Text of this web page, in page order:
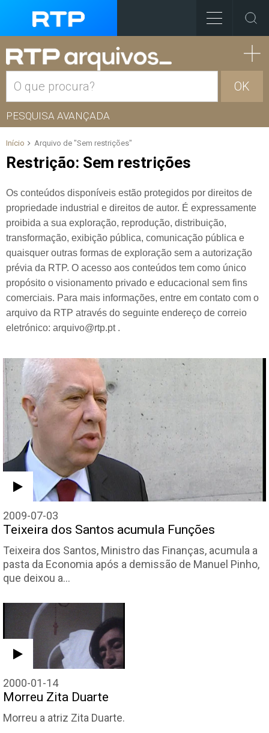
OK
PESQUISA AVANÇADA
Início Arquivo de "Sem restrições"
Restrição: Sem restrições
Os conteúdos disponíveis estão protegidos por direitos de
propriedade industrial e direitos de autor. É expressamente
proibida a sua exploração, reprodução, distribuição,
transformação, exibição pública, comunicação pública e
quaisquer outras formas de exploração sem a autorização
prévia da RTP. O acesso aos conteúdos tem como único
propósito o visionamento privado e educacional sem fins
comerciais. Para mais informações, entre em contato com o
arquivo da RTP através do seguinte endereço de correio
eletrónico: arquivo@rtp.pt .
2009-07-03
Teixeira dos Santos acumula Funções
Teixeira dos Santos, Ministro das Finanças, acumula a
pasta da Economia após a demissão de Manuel Pinho,
que deixou a…
2000-01-14
Morreu Zita Duarte
Morreu a atriz Zita Duarte.